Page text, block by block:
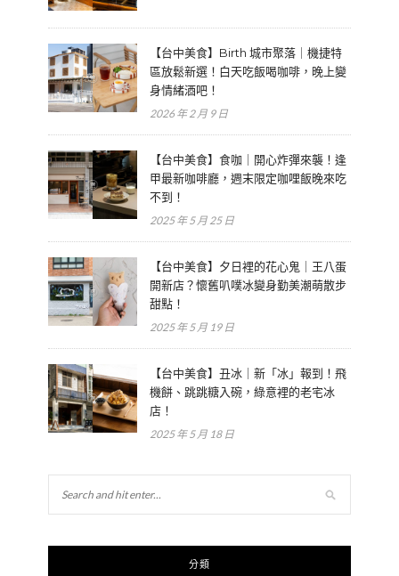
【台中美食】Birth 城市聚落｜機捷特
區放鬆新選！白天吃飯喝咖啡，晚上變
身情緒酒吧！
2026 年 2 月 9 日
【台中美食】食咖｜開心炸彈來襲！逢
甲最新咖啡廳，週末限定咖哩飯晚來吃
不到！
2025 年 5 月 25 日
【台中美食】夕日裡的花心鬼｜王八蛋
開新店？懷舊叭噗冰變身勤美潮萌散步
甜點！
2025 年 5 月 19 日
【台中美食】丑冰｜新「冰」報到！飛
機餅、跳跳糖入碗，綠意裡的老宅冰
店！
2025 年 5 月 18 日
分類